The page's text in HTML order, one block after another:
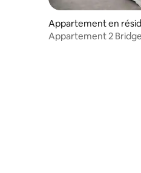
Appartement en
Appartement 2